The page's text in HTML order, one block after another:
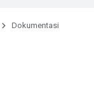
Dokumentasi